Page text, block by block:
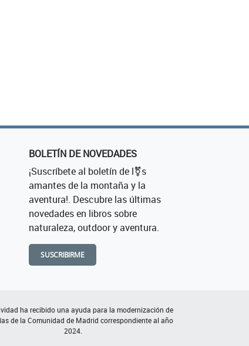
BOLETÍN DE NOVEDADES
¡Suscríbete al boletín de l⚧s
amantes de la montaña y la
aventura!. Descubre las últimas
novedades en libros sobre
naturaleza, outdoor y aventura.
SUSCRIBIRME
ha recibido una ayuda para la modernización de
de la Comunidad de Madrid correspondiente al año
2024.